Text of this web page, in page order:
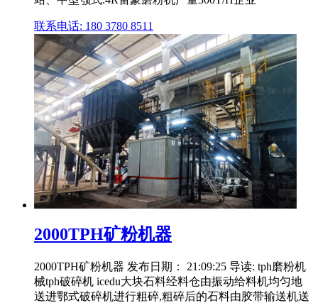
联系电话: 180 3780 8511
2000TPH矿粉机器
2000TPH矿粉机器 发布日期： 21:09:25 导读: tph磨粉机
械tph破碎机 icedu大块石料经料仓由振动给料机均匀地
送进鄂式破碎机进行粗碎,粗碎后的石料由胶带输送机送